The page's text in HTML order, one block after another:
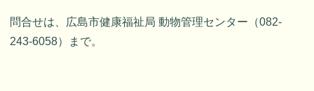
問合せは、広島市健康福祉局 動物管理センター（082-
243-6058）まで。